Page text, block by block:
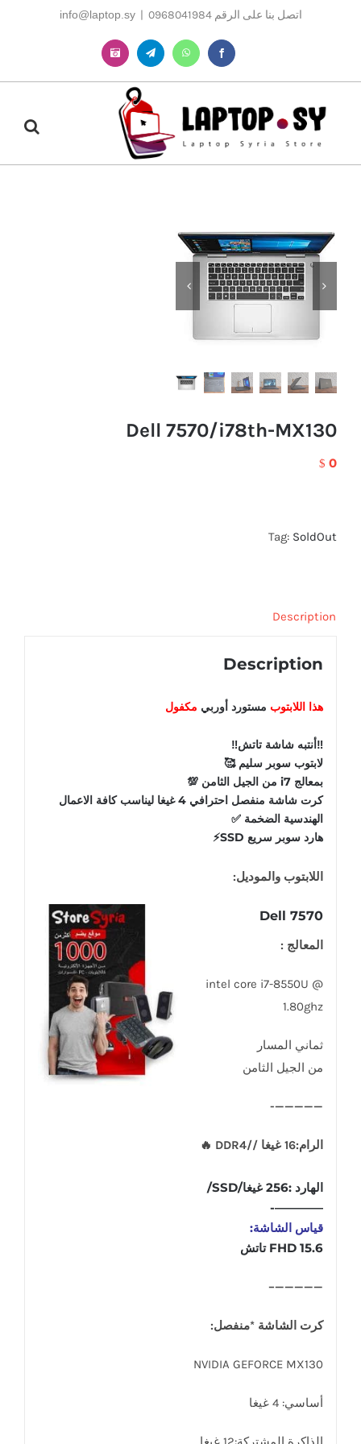
اتصل بنا على الرقم 0968041984 |
info@laptop.sy
Facebook
WhatsApp
Telegram
Instagram
Dell 7570/i78th-MX130
$ 0
Tag: SoldOut
Description
Description
هذا اللابتوب مستورد أوربي مكفول
‼️أنتبه شاشة تاتش‼️
لابتوب سوبر سليم 🥰
بمعالج i7 من الجيل الثامن 💯
كرت شاشة منفصل احترافي 4 غيغا ليناسب كافة الاعمال
الهندسية الضخمة ✅️
هارد سوبر سريع SSD⚡️
اللابتوب والموديل:
Dell 7570
المعالج :
intel core i7-8550U @
1.80ghz
ثماني المسار
من الجيل الثامن
—————-
الرام:16 غيغا //DDR4 🔥
الهارد :256 غيغا/SSD/
————-
قياس الشاشة:
15.6 FHD تاتش
—————–
كرت الشاشة *منفصل:
NVIDIA GEFORCE MX130
أساسي: 4 غيغا